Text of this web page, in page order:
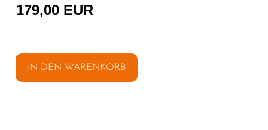
179,00 EUR
IN DEN WARENKORB